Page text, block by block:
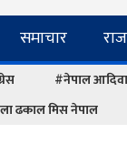
समाचार
#नेपाल
ढकाल मिस नेपाल